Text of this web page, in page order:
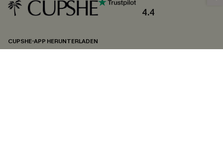
4.4
CUPSHE-APP HERUNTERLADEN